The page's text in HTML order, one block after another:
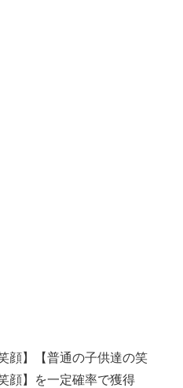
顔】【普通の子供達の笑
顔】を一定確率で獲得